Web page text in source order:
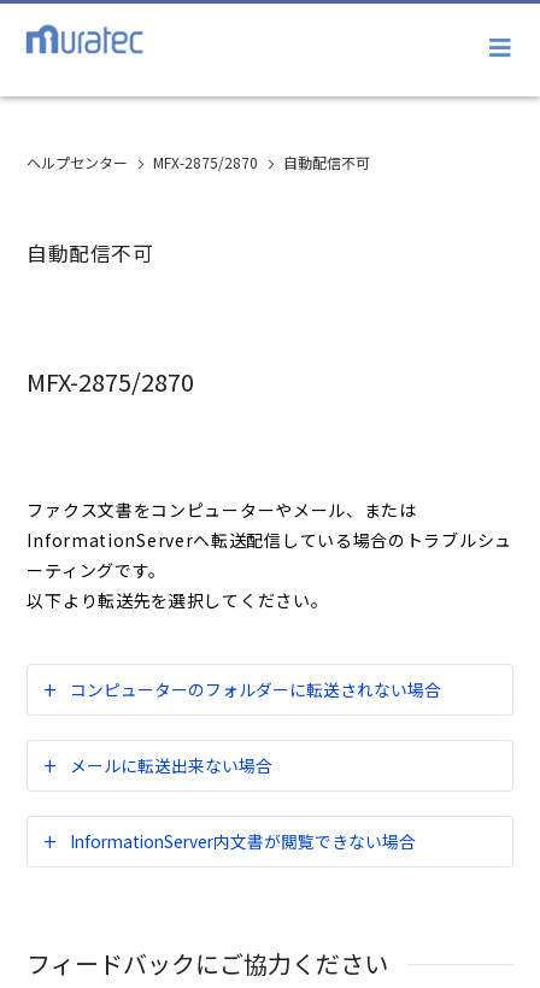
ヘルプセンター MFX-2875/2870 自動配信不可
自動配信不可
MFX-2875/2870
ファクス文書をコンピューターやメール、または
InformationServerへ転送配信している場合のトラブルシュ
ーティングです。
以下より転送先を選択してください。
コンピューターのフォルダーに転送されない場合
メールに転送出来ない場合
InformationServer内文書が閲覧できない場合
フィードバックにご協力ください